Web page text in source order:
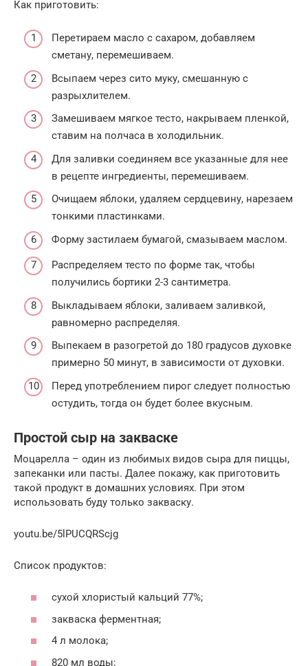
Как приготовить:
Перетираем масло с сахаром, добавляем
сметану, перемешиваем.
Всыпаем через сито муку, смешанную с
разрыхлителем.
Замешиваем мягкое тесто, накрываем пленкой,
ставим на полчаса в холодильник.
Для заливки соединяем все указанные для нее
в рецепте ингредиенты, перемешиваем.
Очищаем яблоки, удаляем сердцевину, нарезаем
тонкими пластинками.
Форму застилаем бумагой, смазываем маслом.
Распределяем тесто по форме так, чтобы
получились бортики 2-3 сантиметра.
Выкладываем яблоки, заливаем заливкой,
равномерно распределяя.
Выпекаем в разогретой до 180 градусов духовке
примерно 50 минут, в зависимости от духовки.
Перед употреблением пирог следует полностью
остудить, тогда он будет более вкусным.
Простой сыр на закваске
Моцарелла – один из любимых видов сыра для пиццы,
запеканки или пасты. Далее покажу, как приготовить
такой продукт в домашних условиях. При этом
использовать буду только закваску.
youtu.be/5lPUCQRScjg
Список продуктов:
сухой хлористый кальций 77%;
закваска ферментная;
4 л молока;
820 мл воды;